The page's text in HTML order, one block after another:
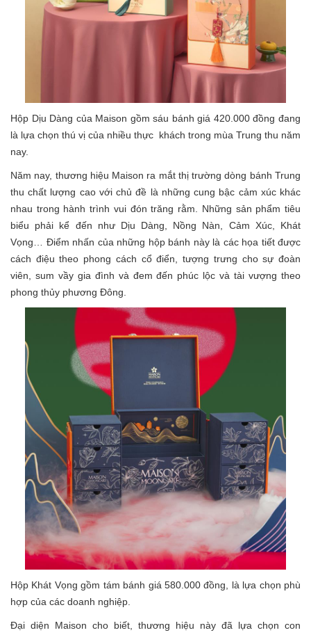
Hộp Dịu Dàng của Maison gồm sáu bánh giá 420.000 đồng đang
là lựa chọn thú vị của nhiều thực khách trong mùa Trung thu năm
nay.
Năm nay, thương hiệu Maison ra mắt thị trường dòng bánh Trung
thu chất lượng cao với chủ đề là những cung bậc cảm xúc khác
nhau trong hành trình vui đón trăng rằm. Những sản phẩm tiêu
biểu phải kể đến như Dịu Dàng, Nồng Nàn, Cảm Xúc, Khát
Vọng… Điểm nhấn của những hộp bánh này là các họa tiết được
cách điệu theo phong cách cổ điển, tượng trưng cho sự đoàn
viên, sum vầy gia đình và đem đến phúc lộc và tài vượng theo
phong thủy phương Đông.
Hộp Khát Vọng gồm tám bánh giá 580.000 đồng, là lựa chọn phù
hợp của các doanh nghiệp.
Đại diện Maison cho biết, thương hiệu này đã lựa chọn con